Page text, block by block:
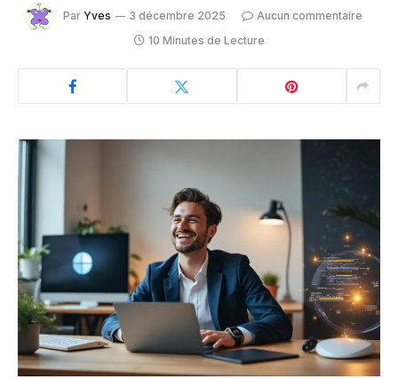
Par Yves 3 décembre 2025
Aucun commentaire
10 Minutes de Lecture